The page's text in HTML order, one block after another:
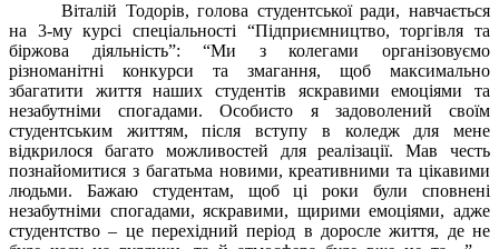
Віталій Тодорів, голова студентської ради, навчається
на 3-му курсі спеціальності “Підприємництво, торгівля та
біржова діяльність”: “Ми з колегами організовуємо
різноманітні конкурси та змагання, щоб максимально
збагатити життя наших студентів яскравими емоціями та
незабутніми спогадами. Особисто я задоволений своїм
студентським життям, після вступу в коледж для мене
відкрилося багато можливостей для реалізації. Мав честь
познайомитися з багатьма новими, креативними та цікавими
людьми. Бажаю студентам, щоб ці роки були сповнені
незабутніми спогадами, яскравими, щирими емоціями, адже
студентство – це перехідний період в доросле життя, де не